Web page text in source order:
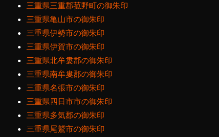
三重県三重郡菰野町の御朱印
三重県亀山市の御朱印
三重県伊勢市の御朱印
三重県伊賀市の御朱印
三重県北牟婁郡の御朱印
三重県南牟婁郡の御朱印
三重県名張市の御朱印
三重県四日市市の御朱印
三重県多気郡の御朱印
三重県尾鷲市の御朱印